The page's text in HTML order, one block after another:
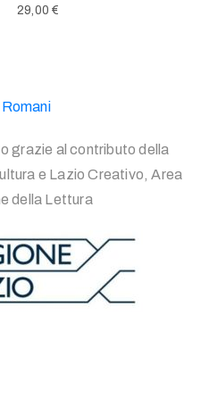
29,00€
grazie al contributo della
e Lazio Creativo, Area
della Lettura